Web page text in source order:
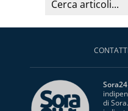
Sora24
di